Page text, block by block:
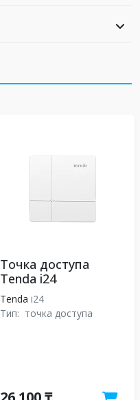
Точка доступа
Tenda i24
Tenda i24
Тип: точка доступа